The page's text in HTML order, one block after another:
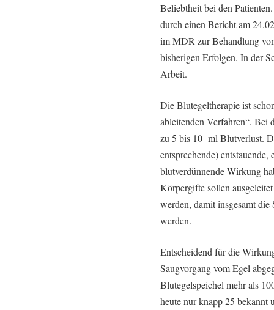
Beliebtheit bei den
durch einen Bericht am
im MDR zur Behandlung
bisherigen Erfolgen. In der
Arbeit.
Die Blutegeltherapie ist
ableitenden Verfahren“. Bei
zu 5 bis 10 ml Blutverlust.
entsprechende)
blutverdünnende Wirkung
Körpergifte sollen
werden, damit insgesamt
werden.
Entscheidend für die
Saugvorgang vom Egel
Blutegelspeichel mehr als
heute nur knapp 25 bekannt